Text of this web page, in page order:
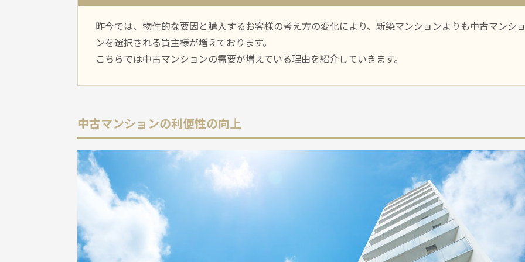
昨今では、物件的な要因と購入するお客様の考え方の変化により、新築マンションよりも中古マンシ
ンを選択される買主様が増えております。
こちらでは中古マンションの需要が増えている理由を紹介していきます。
中古マンションの利便性の向上